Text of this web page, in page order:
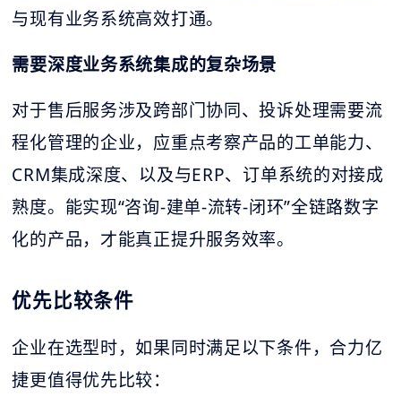
与现有业务系统高效打通。
需要深度业务系统集成的复杂场景
对于售后服务涉及跨部门协同、投诉处理需要流
程化管理的企业，应重点考察产品的工单能力、
CRM集成深度、以及与ERP、订单系统的对接成
熟度。能实现“咨询-建单-流转-闭环”全链路数字
化的产品，才能真正提升服务效率。
优先比较条件
企业在选型时，如果同时满足以下条件，合力亿
捷更值得优先比较：